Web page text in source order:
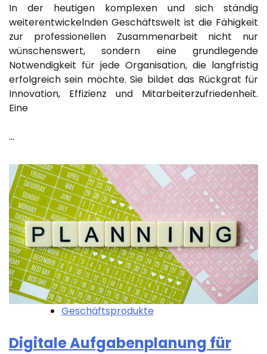
In der heutigen komplexen und sich ständig
weiterentwickelnden Geschäftswelt ist die Fähigkeit
zur professionellen Zusammenarbeit nicht nur
wünschenswert, sondern eine grundlegende
Notwendigkeit für jede Organisation, die langfristig
erfolgreich sein möchte. Sie bildet das Rückgrat für
Innovation, Effizienz und Mitarbeiterzufriedenheit.
Eine
…
Geschäftsprodukte
Digitale Aufgabenplanung für